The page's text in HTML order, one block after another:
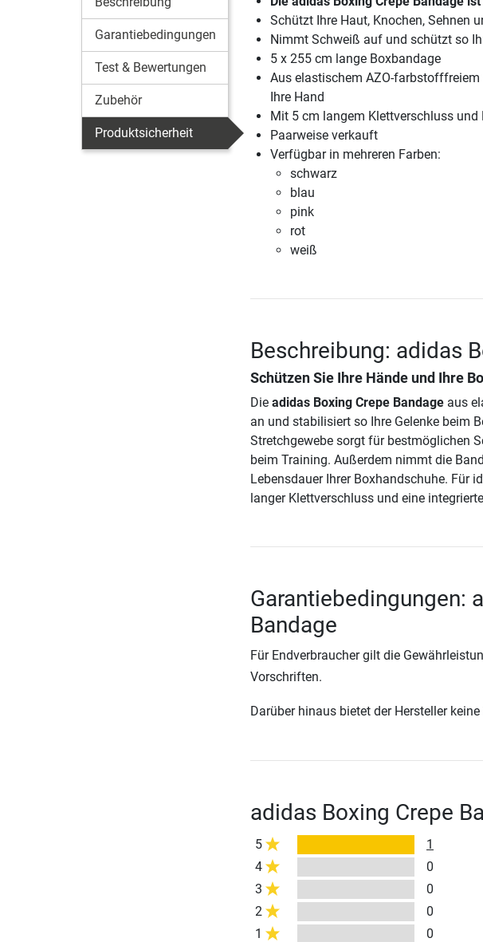
Garantiebedingungen
Test & Bewertungen
Zubehör
Produktsicherheit
Schützt Ihre Haut, Knochen, Sehnen
Nimmt Schweiß auf und schützt so
5 x 255 cm lange Boxbandage
Aus elastischem AZO-
Ihre Hand
Mit 5 cm langem Klettverschluss und
Paarweise verkauft
Verfügbar in mehreren Farben:
schwarz
blau
pink
rot
weiß
Beschreibung: adidas
Schützen Sie Ihre Hände und Ihre
Die adidas Boxing Crepe Bandageaus
an und stabilisiert so Ihre Gelenke beim
Stretchgewebe sorgt für bestmöglichen
beim Training. Außerdem nimmt die
Lebensdauer Ihrer Boxhandschuhe. Für
langer Klettverschluss und eine
Garantiebedingungen:
Bandage
Für Endverbraucher gilt die
Vorschriften.
Darüber hinaus bietet der Hersteller
adidas Boxing Crepe
5
1
4
0
3
0
2
0
1
0